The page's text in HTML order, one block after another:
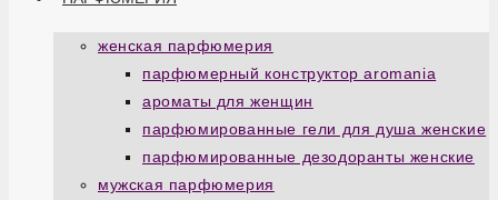
женская парфюмерия
парфюмерный конструктор aromania
ароматы для женщин
парфюмированные гели для душа женские
парфюмированные дезодоранты женские
мужская парфюмерия